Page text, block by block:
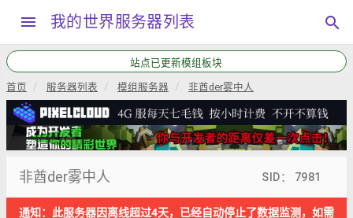
menu 我的世界服务器列表 search
本站QQ交流群792034208，加群请备注“服主”
首页 服务器列表 模组服务器 非酋der雾中人
非酋der雾中人 SID： 7981
通知：此服务器因离线超过4天，已经自动停止了数据监测，如需